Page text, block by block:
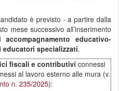
è previsto - a partire dalla
mese successivo all’inserimento
educativo-
educatori specializzati.
fiscali e contributivi connessi
al lavoro esterno alle mura (v.
n. 235/2025):